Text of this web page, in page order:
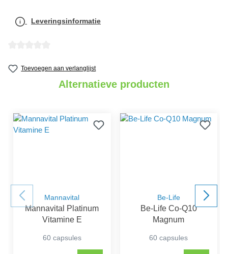
Leveringsinformatie
Toevoegen aan verlanglijst
Alternatieve producten
Mannavital
Mannavital Platinum
Vitamine E
60 capsules
Be-Life
Be-Life Co-Q10
Magnum
60 capsules